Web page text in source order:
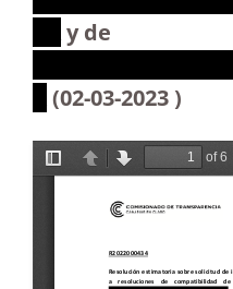
y de
(02-03-2023 )